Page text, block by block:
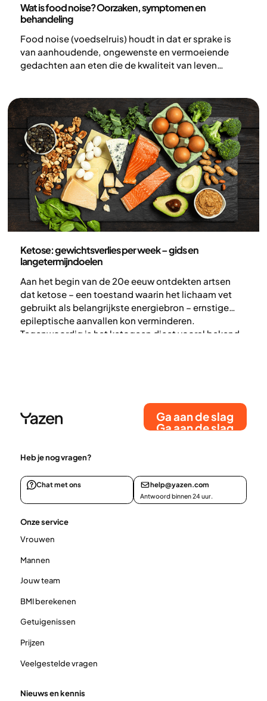
Wat is food noise? Oorzaken, symptomen en
behandeling
Food noise (voedselruis) houdt in dat er sprake is
van aanhoudende, ongewenste en vermoeiende
gedachten aan eten die de kwaliteit van leven
stressvol en opdringerig, en gaat het zowel over
honger en trek als over regels, tijden en controle.
Food noise is een relatief nieuw begrip binnen het
onderzoek en geeft woorden aan iets wat velen al
langere tijd herkennen.
Ketose: gewichtsverlies per week – gids en
langetermijndoelen
Aan het begin van de 20e eeuw ontdekten artsen
dat ketose – een toestand waarin het lichaam vet
gebruikt als belangrijkste energiebron – ernstige
epileptische aanvallen kon verminderen.
Tegenwoordig is het ketogeen dieet vooral bekend
Ga aan de slag
Ga aan de slag
Heb je nog vragen?
Chat met ons help@yazen.com
Antwoord binnen 24 uur.
Onze service
Vrouwen
Mannen
Jouw team
BMI berekenen
Getuigenissen
Prijzen
Veelgestelde vragen
Nieuws en kennis